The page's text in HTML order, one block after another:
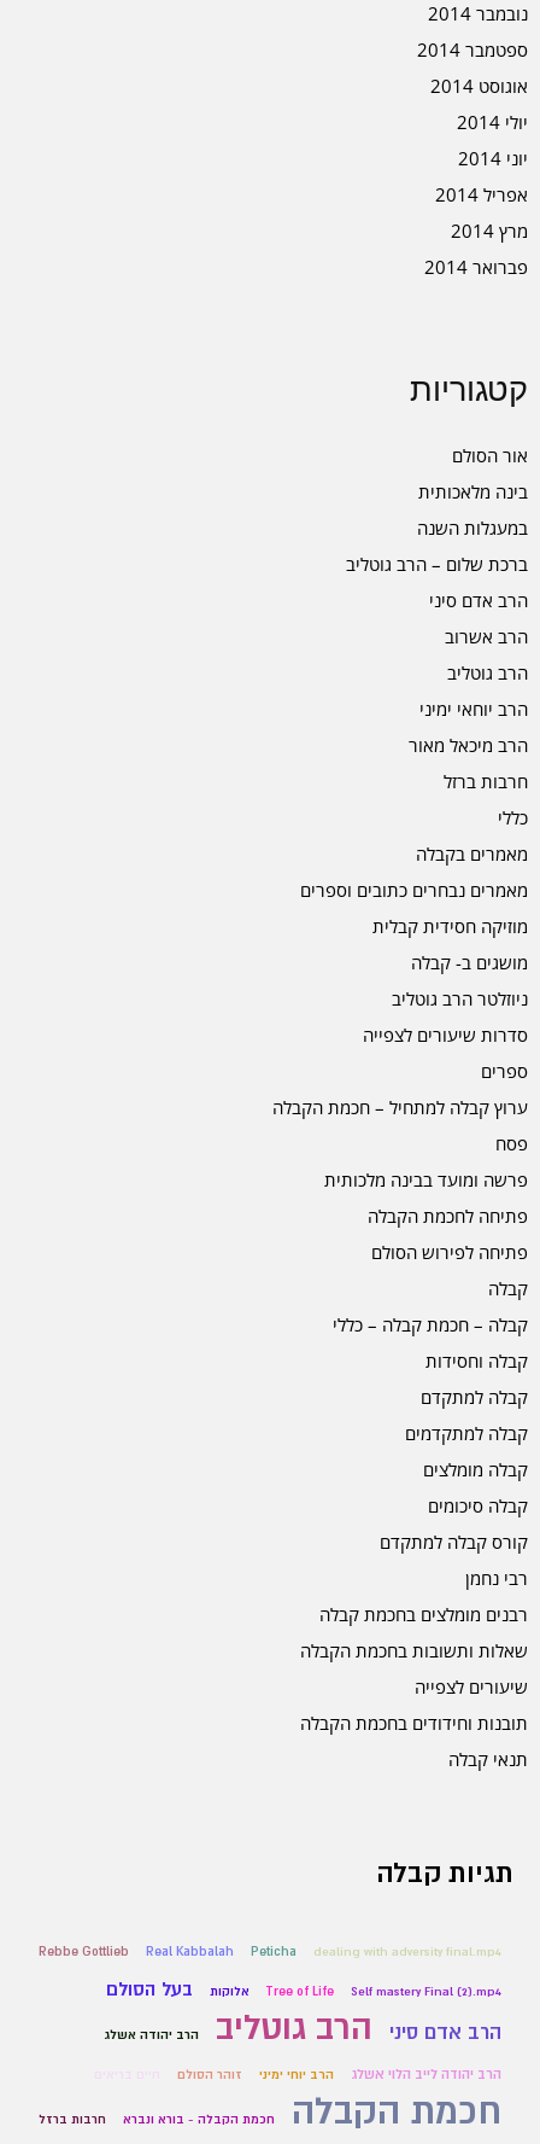
נובמבר 2014
ספטמבר 2014
אוגוסט 2014
יולי 2014
יוני 2014
אפריל 2014
מרץ 2014
פברואר 2014
קטגוריות
אור הסולם
בינה מלאכותית
במעגלות השנה
ברכת שלום – הרב גוטליב
הרב אדם סיני
הרב אשרוב
הרב גוטליב
הרב יוחאי ימיני
הרב מיכאל מאור
חרבות ברזל
כללי
מאמרים בקבלה
מאמרים נבחרים כתובים וספרים
מוזיקה חסידית קבלית
מושגים ב- קבלה
ניוזלטר הרב גוטליב
סדרות שיעורים לצפייה
ספרים
ערוץ קבלה למתחיל – חכמת הקבלה
פסח
פרשה ומועד בבינה מלכותית
פתיחה לחכמת הקבלה
פתיחה לפירוש הסולם
קבלה
קבלה – חכמת קבלה – כללי
קבלה וחסידות
קבלה למתקדם
קבלה למתקדמים
קבלה מומלצים
קבלה סיכומים
קורס קבלה למתקדם
רבי נחמן
רבנים מומלצים בחכמת קבלה
שאלות ותשובות בחכמת הקבלה
שיעורים לצפייה
תובנות וחידודים בחכמת הקבלה
תנאי קבלה
תגיות קבלה
dealing with adversity final.mp4
Peticha
Real Kabbalah
Rebbe Gottlieb
Self mastery Final (2).mp4
Tree of Life אלוקות
בעל הסולם
הרב אדם סיני
הרב גוטליב הרב יהודה אשלג
הרב יהודה לייב הלוי אשלג הרב יוחי ימיני זוהר הסולם
חכמת הקבלה חכמת הקבלה - בורא ונברא חרבות ברזל